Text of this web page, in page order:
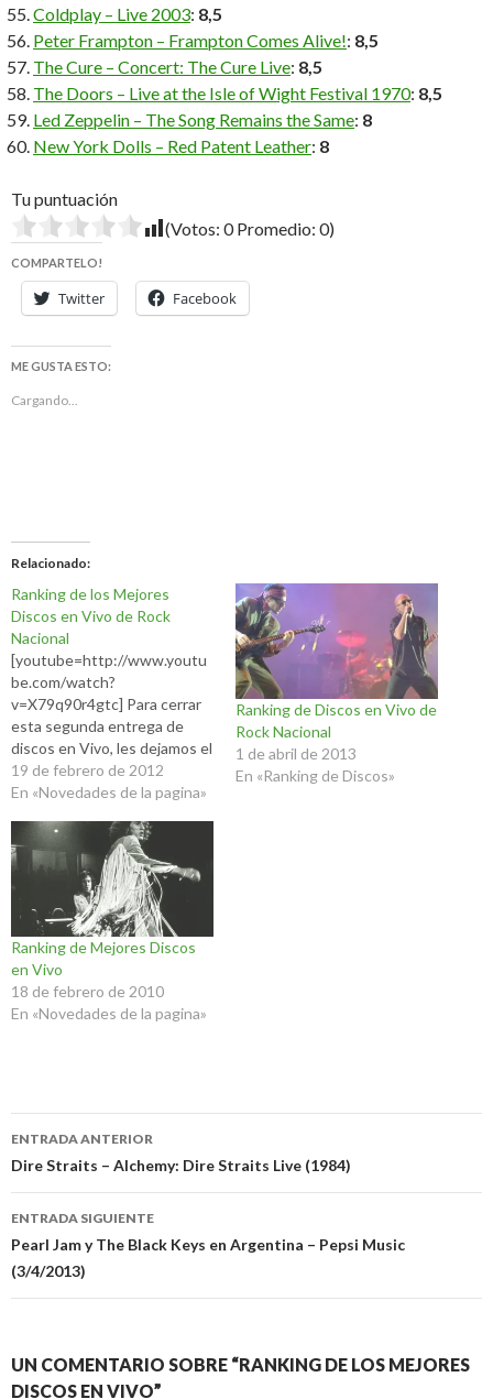
Coldplay – Live 2003: 8,5
Peter Frampton – Frampton Comes Alive!: 8,5
The Cure – Concert: The Cure Live: 8,5
The Doors – Live at the Isle of Wight Festival 1970: 8,5
Led Zeppelin – The Song Remains the Same: 8
New York Dolls – Red Patent Leather: 8
Tu puntuación
(Votos: 0Promedio: 0)
COMPARTELO!
Twitter Facebook
ME GUSTA ESTO:
Cargando...
Relacionado
Ranking de los Mejores
Discos en Vivo de Rock
Nacional
[youtube=http://www.youtu
be.com/watch?
v=X79q90r4gtc] Para cerrar
esta segunda entrega de
discos en Vivo, les dejamos el
ranking actualizado con los
mejores 10 discos en vivo de
postearon hasta ahora en el
Persi Musica. Ranking de
Discos en Vivo de Persi
Musica: Luis Alberto Spinetta
– Estrelicia MTV
Unplugged (1997): 9,5…
19 de febrero de 2012
En «Novedades de la pagina»
Ranking de Discos en Vivo de
Rock Nacional
1 de abril de 2013
En «Ranking de Discos»
Ranking de Mejores Discos
en Vivo
18 de febrero de 2010
En «Novedades de la pagina»
Navegación
de
entradas
ENTRADA ANTERIOR
Dire Straits – Alchemy: Dire Straits Live (1984)
ENTRADA SIGUIENTE
Pearl Jam y The Black Keys en Argentina – Pepsi Music
(3/4/2013)
UN COMENTARIO SOBRE “RANKING DE LOS MEJORES
DISCOS EN VIVO”